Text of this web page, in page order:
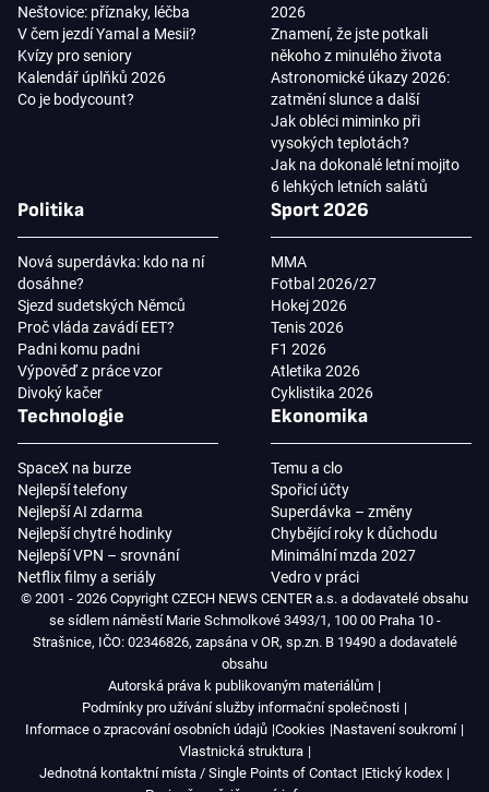
Neštovice: příznaky, léčba
V čem jezdí Yamal a Mesii?
Kvízy pro seniory
Kalendář úplňků 2026
Co je bodycount?
2026
Znamení, že jste potkali
někoho z minulého života
Astronomické úkazy 2026:
zatmění slunce a další
Jak obléci miminko při
vysokých teplotách?
Jak na dokonalé letní mojito
6 lehkých letních salátů
Politika
Nová superdávka: kdo na ní
dosáhne?
Sjezd sudetských Němců
Proč vláda zavádí EET?
Padni komu padni
Výpověď z práce vzor
Divoký kačer
Sport 2026
MMA
Fotbal 2026/27
Hokej 2026
Tenis 2026
F1 2026
Atletika 2026
Cyklistika 2026
Technologie
SpaceX na burze
Nejlepší telefony
Nejlepší AI zdarma
Nejlepší chytré hodinky
Nejlepší VPN – srovnání
Netflix filmy a seriály
Ekonomika
Temu a clo
Spořicí účty
Superdávka – změny
Chybějící roky k důchodu
Minimální mzda 2027
Vedro v práci
© 2001 - 2026 Copyright CZECH NEWS CENTER a.s. a dodavatelé obsahu
se sídlem náměstí Marie Schmolkové 3493/1, 100 00 Praha 10 -
Strašnice, IČO: 02346826, zapsána v OR, sp.zn. B 19490 a dodavatelé
obsahu
Autorská práva k publikovaným materiálům
Podmínky pro užívání služby informační společnosti
Informace o zpracování osobních údajů Cookies Nastavení soukromí
Vlastnická struktura
Jednotná kontaktní místa / Single Points of Contact Etický kodex